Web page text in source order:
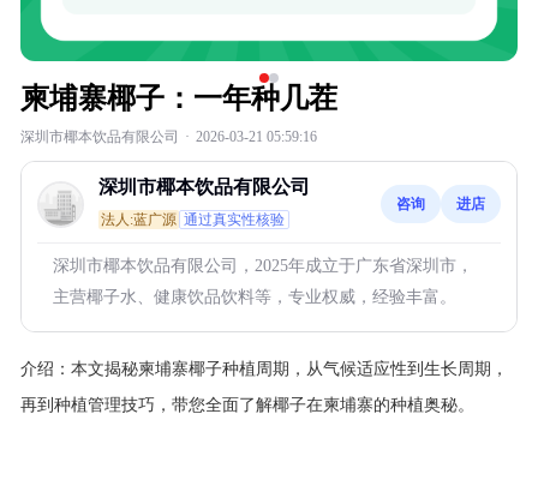
柬埔寨椰子：一年种几茬
深圳市椰本饮品有限公司 · 2026-03-21 05:59:16
深圳市椰本饮品有限公司
法人:蓝广源 通过真实性核验
咨询 进店
深圳市椰本饮品有限公司，2025年成立于广东省深圳市，
主营椰子水、健康饮品饮料等，专业权威，经验丰富。
介绍： 本文揭秘柬埔寨椰子种植周期，从气候适应性到生长周期，
再到种植管理技巧，带您全面了解椰子在柬埔寨的种植奥秘。